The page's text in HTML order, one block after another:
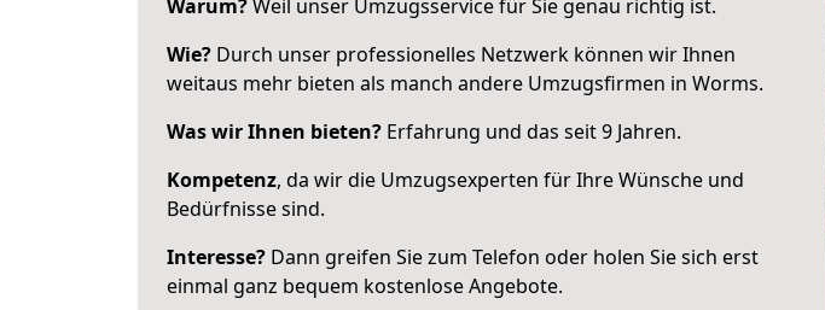
Warum?Weil unser Umzugsservice für Sie genau richtig ist.
Wie? Durch unser professionelles Netzwerk können wir Ihnen
weitaus mehr bieten als manch andere Umzugsfirmen in Worms.
Was wir Ihnen bieten? Erfahrung und das seit 9 Jahren.
Kompetenz, da wir die Umzugsexperten für Ihre Wünsche und
Bedürfnisse sind.
Interesse? Dann greifen Sie zum Telefon oder holen Sie sich erst
einmal ganz bequem kostenlose Angebote.